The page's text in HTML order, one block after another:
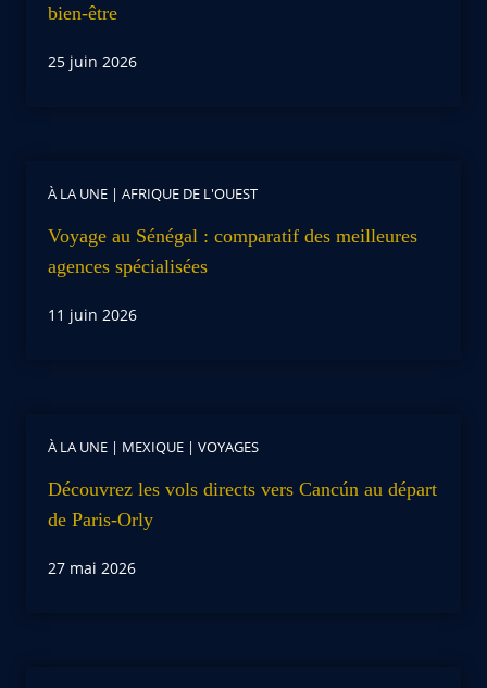
bien-être
25 juin 2026
À LA UNE | AFRIQUE DE L'OUEST
Voyage au Sénégal : comparatif des meilleures
agences spécialisées
11 juin 2026
À LA UNE | MEXIQUE | VOYAGES
Découvrez les vols directs vers Cancún au départ
de Paris-Orly
27 mai 2026